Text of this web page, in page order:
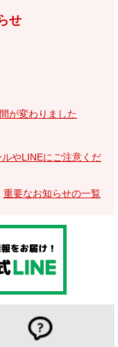
せ
が変わりました
ルやLINEにご注意くだ
重要なお知らせの一覧